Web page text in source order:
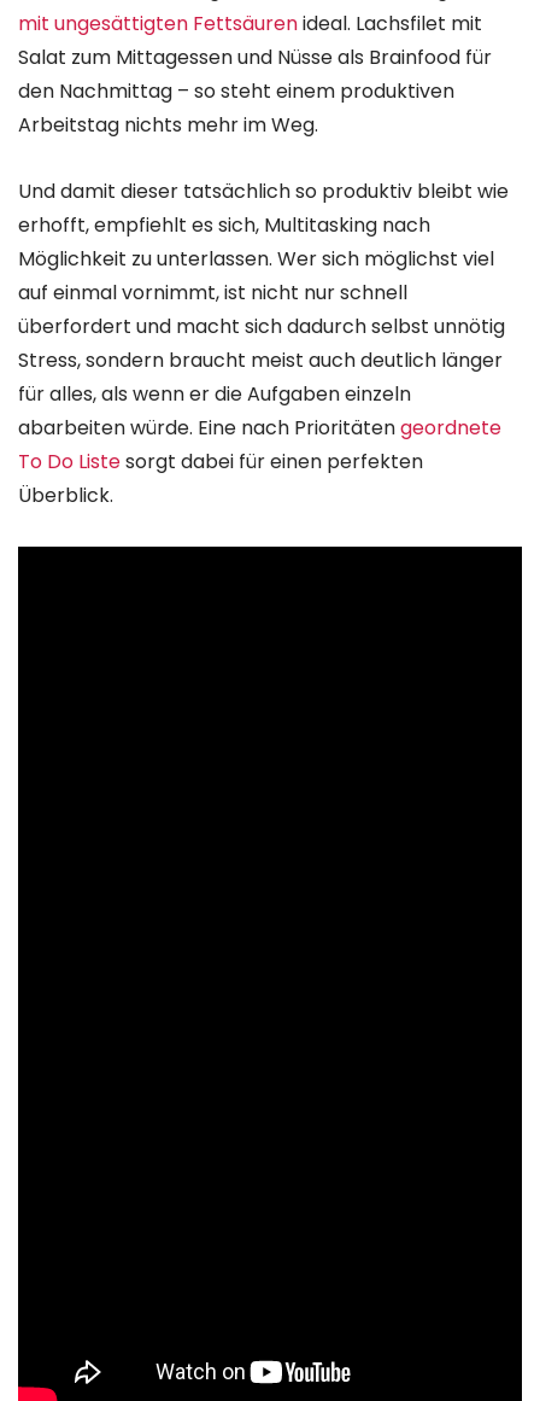
mit ungesättigten Fettsäurenideal. Lachsfilet mit
Salat zum Mittagessen und Nüsse als Brainfood für
den Nachmittag – so steht einem produktiven
Arbeitstag nichts mehr im Weg.
Und damit dieser tatsächlich so produktiv bleibt wie
erhofft, empfiehlt es sich, Multitasking nach
Möglichkeit zu unterlassen. Wer sich möglichst viel
auf einmal vornimmt, ist nicht nur schnell
überfordert und macht sich dadurch selbst unnötig
Stress, sondern braucht meist auch deutlich länger
für alles, als wenn er die Aufgaben einzeln
abarbeiten würde. Eine nach Prioritätengeordnete
To Do Listesorgt dabei für einen perfekten
Überblick.